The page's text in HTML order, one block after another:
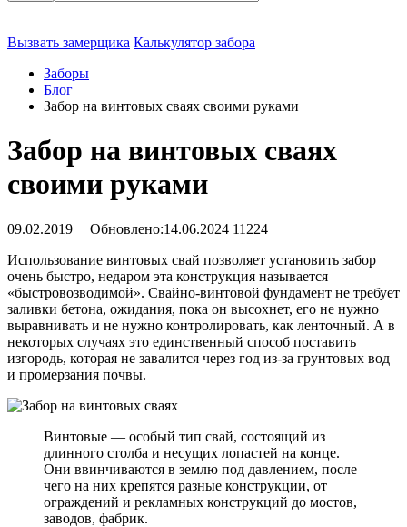
Вызвать замерщика Калькулятор забора
Заборы
Блог
Забор на винтовых сваях своими руками
Забор на винтовых сваях
своими руками
09.02.2019 Обновлено:14.06.2024 11224
Использование винтовых свай позволяет установить забор
очень быстро, недаром эта конструкция называется
«быстровозводимой». Свайно-винтовой фундамент не требует
заливки бетона, ожидания, пока он высохнет, его не нужно
выравнивать и не нужно контролировать, как ленточный. А в
некоторых случаях это единственный способ поставить
изгородь, которая не завалится через год из-за грунтовых вод
и промерзания почвы.
Винтовые — особый тип свай, состоящий из
длинного столба и несущих лопастей на конце.
Они ввинчиваются в землю под давлением, после
чего на них крепятся разные конструкции, от
ограждений и рекламных конструкций до мостов,
заводов, фабрик.